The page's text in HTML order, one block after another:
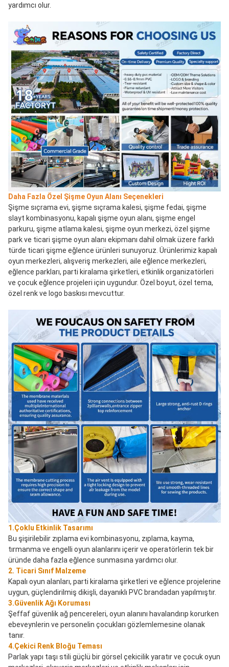
yardımcı olur.
Daha Fazla Özel Şişme Oyun Alanı Seçenekleri
Şişme sıçrama evi, şişme sıçrama kalesi, şişme fedai, şişme
slayt kombinasyonu, kapalı şişme oyun alanı, şişme engel
parkuru, şişme atlama kalesi, şişme oyun merkezi, özel şişme
park ve ticari şişme oyun alanı ekipmanı dahil olmak üzere farklı
türde ticari şişme eğlence ürünleri sunuyoruz. Ürünlerimiz kapalı
oyun merkezleri, alışveriş merkezleri, aile eğlence merkezleri,
eğlence parkları, parti kiralama şirketleri, etkinlik organizatörleri
ve çocuk eğlence projeleri için uygundur. Özel boyut, özel tema,
özel renk ve logo baskısı mevcuttur.
1.Çoklu Etkinlik Tasarımı
Bu şişirilebilir zıplama evi kombinasyonu, zıplama, kayma,
tırmanma ve engelli oyun alanlarını içerir ve operatörlerin tek bir
üründe daha fazla eğlence sunmasına yardımcı olur.
2. Ticari Sınıf Malzeme
Kapalı oyun alanları, parti kiralama şirketleri ve eğlence projelerine
uygun, güçlendirilmiş dikişli, dayanıklı PVC brandadan yapılmıştır.
3.Güvenlik Ağı Koruması
Şeffaf güvenlik ağ pencereleri, oyun alanını havalandırıp korurken
ebeveynlerin ve personelin çocukları gözlemlemesine olanak
tanır.
4.Çekici Renk Bloğu Teması
Parlak yapı taşı stili güçlü bir görsel çekicilik yaratır ve çocuk oyun